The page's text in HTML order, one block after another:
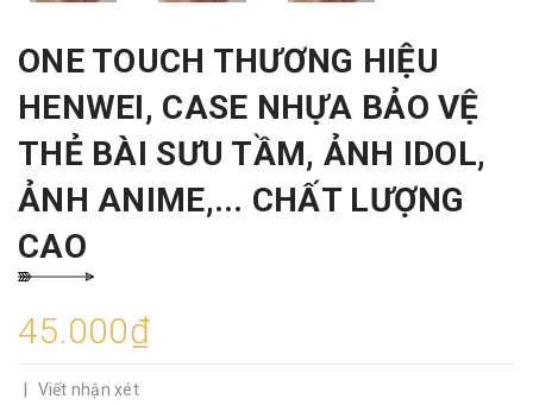
ONE TOUCH THƯƠNG HIỆU
HENWEI, CASE NHỰA BẢO VỆ
THẺ BÀI SƯU TẦM, ẢNH IDOL,
ẢNH ANIME,... CHẤT LƯỢNG
CAO
45.000₫
Viết nhận xét